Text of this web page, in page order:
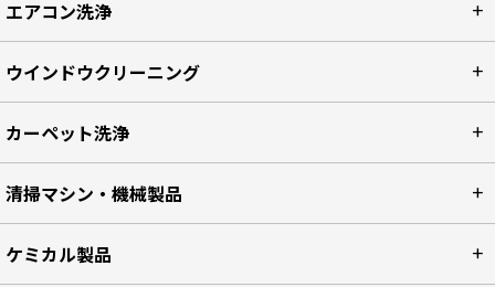
エアコン洗浄
ウインドウクリーニング
カーペット洗浄
清掃マシン・機械製品
ケミカル製品